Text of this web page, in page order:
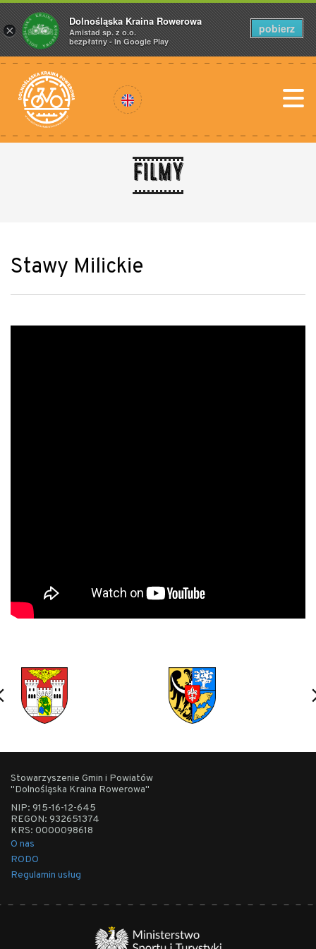
Filmy
Stawy Milickie
Stowarzyszenie Gmin i Powiatów
"Dolnośląska Kraina Rowerowa"
NIP: 915-16-12-645
REGON: 932651374
KRS: 0000098618
O nas
RODO
Regulamin usług
×
Dolnośląska Kraina Rowerowa
Amistad sp. z o.o.
bezpłatny - In Google Play
pobierz